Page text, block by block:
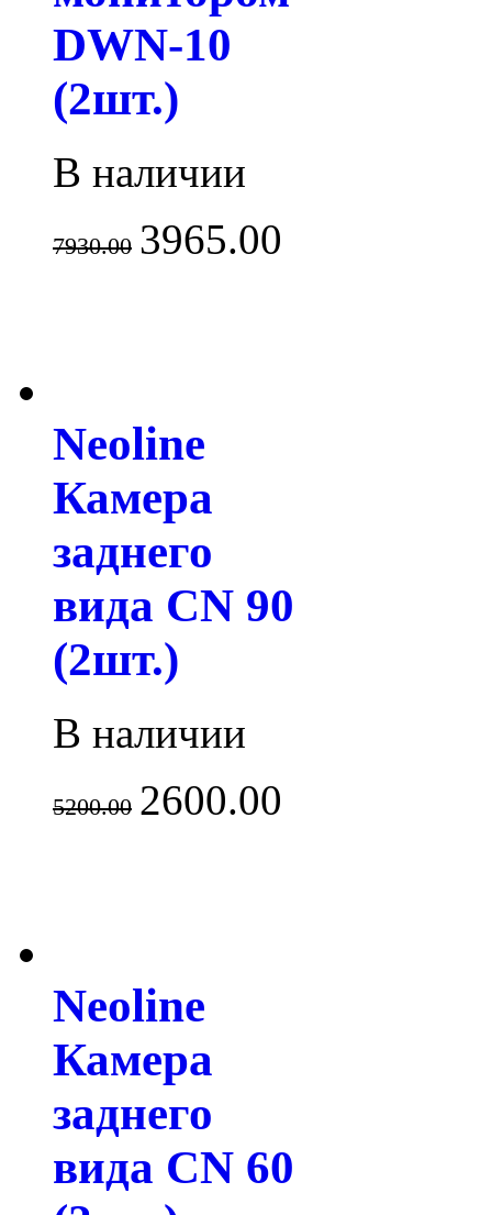
DWN-10
(2шт.)
В наличии
7930.00 3965.00
Neoline
Камера
заднего
вида CN 90
(2шт.)
В наличии
5200.00 2600.00
Neoline
Камера
заднего
вида CN 60